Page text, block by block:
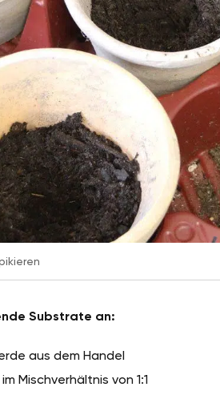
Substrate an:
aus dem Handel
Mischverhältnis von 1:1